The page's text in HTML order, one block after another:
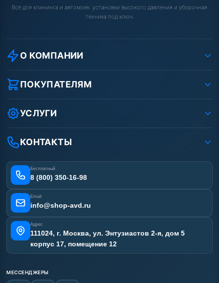
Всё для клининга и автомоек: установки высокого давления и уборочная
техника под ключ.
О КОМПАНИИ
О компании
Реквизиты ООО «Шоп АВД»
Защита данных клиента
Условия соглашения
Вакансии
Статьи
ПОКУПАТЕЛЯМ
Как заказать?
Оплата
Доставка
Лизинг
Получить скидку
УСЛУГИ
Услуги
Аренда АВД
Ремонт АВД
Сертификаты
Наши работы
Карта сайта
КОНТАКТЫ
Бесплатный
8 (800) 350-16-98
Email
info@shop-avd.ru
Адрес
111024, г. Москва, ул. Энтузиастов 2-я, дом 5
корпус 17, помещение 12
МЕССЕНДЖЕРЫ